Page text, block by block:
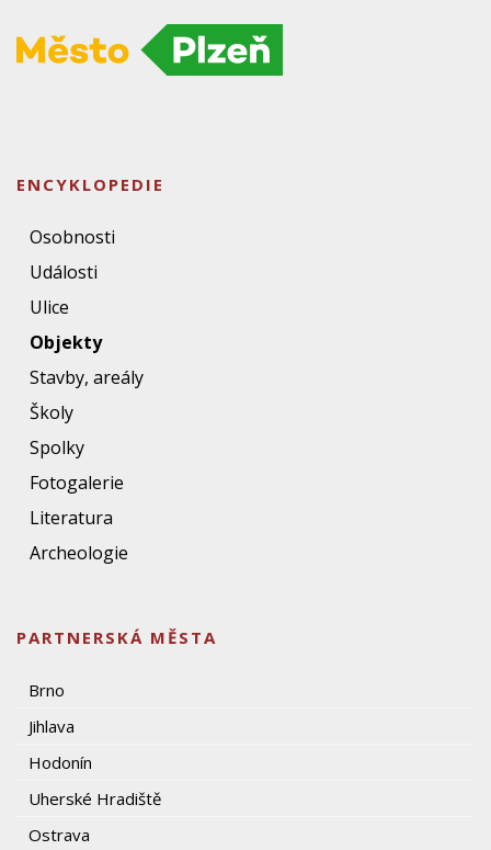
ENCYKLOPEDIE
Osobnosti
Události
Ulice
Objekty
Stavby, areály
Školy
Spolky
Fotogalerie
Literatura
Archeologie
PARTNERSKÁ MĚSTA
Brno
Jihlava
Hodonín
Uherské Hradiště
Ostrava